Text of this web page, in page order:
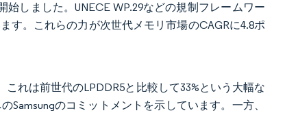
しました。UNECE WP.29などの規制フレームワー
す。これらの力が次世代メモリ市場のCAGRに4.8ポ
これは前世代のLPDDR5と比較して33%という大幅な
のコミットメントを示しています。一方、